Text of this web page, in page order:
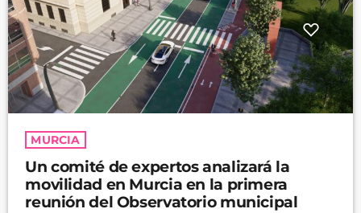
MURCIA
Un comité de expertos analizará la
movilidad en Murcia en la primera
reunión del Observatorio municipal